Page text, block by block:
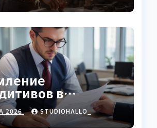
в
2026 STUDIOHALLO_